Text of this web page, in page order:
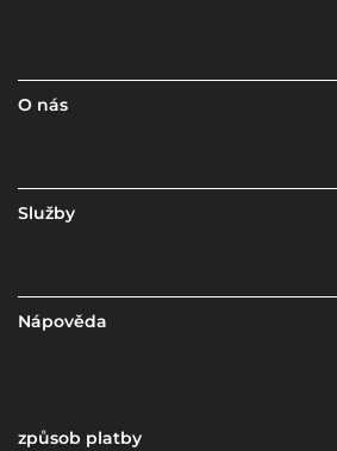
O nás
Služby
Nápověda
způsob platby